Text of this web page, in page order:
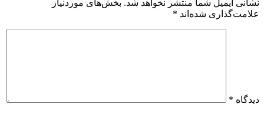
نشانی ایمیل شما منتشر نخواهد شد. بخش‌های موردنیاز
علامت‌گذاری شده‌اند *
دیدگاه *